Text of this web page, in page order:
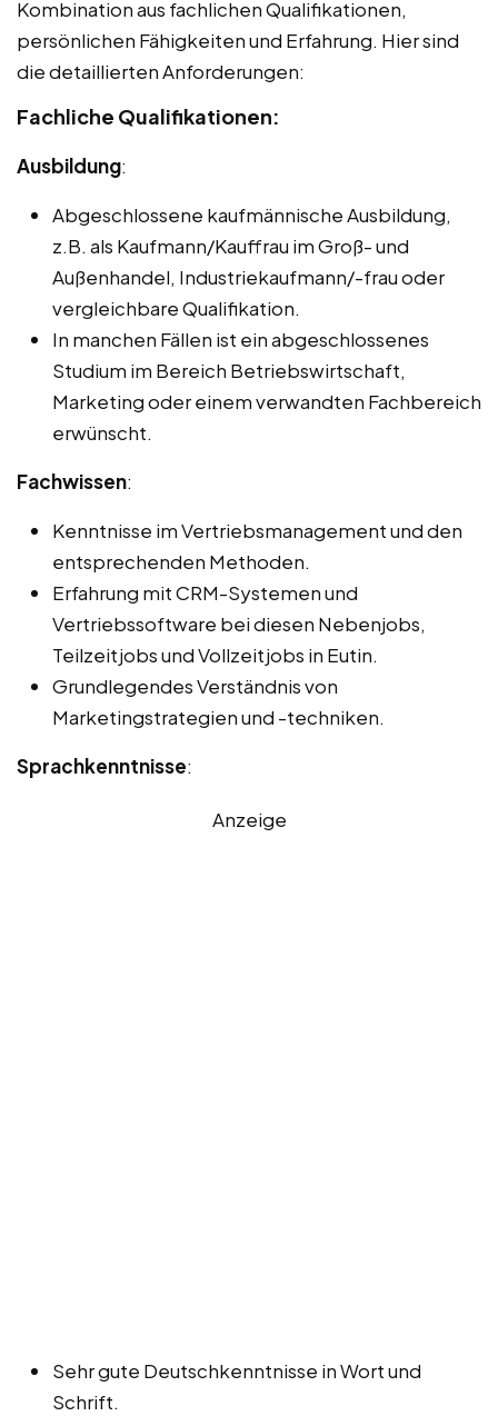
Kombination aus fachlichen Qualifikationen,
persönlichen Fähigkeiten und Erfahrung. Hier sind
die detaillierten Anforderungen:
Fachliche Qualifikationen:
Ausbildung:
Abgeschlossene kaufmännische Ausbildung,
z.B. als Kaufmann/Kauffrau im Groß- und
Außenhandel, Industriekaufmann/-frau oder
vergleichbare Qualifikation.
In manchen Fällen ist ein abgeschlossenes
Studium im Bereich Betriebswirtschaft,
Marketing oder einem verwandten Fachbereich
erwünscht.
Fachwissen:
Kenntnisse im Vertriebsmanagement und den
entsprechenden Methoden.
Erfahrung mit CRM-Systemen und
Vertriebssoftware bei diesen Nebenjobs,
Teilzeitjobs und Vollzeitjobs in Eutin.
Grundlegendes Verständnis von
Marketingstrategien und -techniken.
Sprachkenntnisse:
Anzeige
Sehr gute Deutschkenntnisse in Wort und
Schrift.